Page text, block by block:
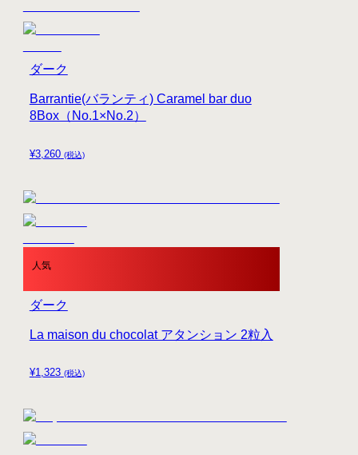
¥3,260 (税込)
Barrantie(バランティ) Caramel bar duo
8Box（No.1×No.2）
ダーク
人気
¥1,323 (税込)
La maison du chocolat アタンション 2粒入
ダーク